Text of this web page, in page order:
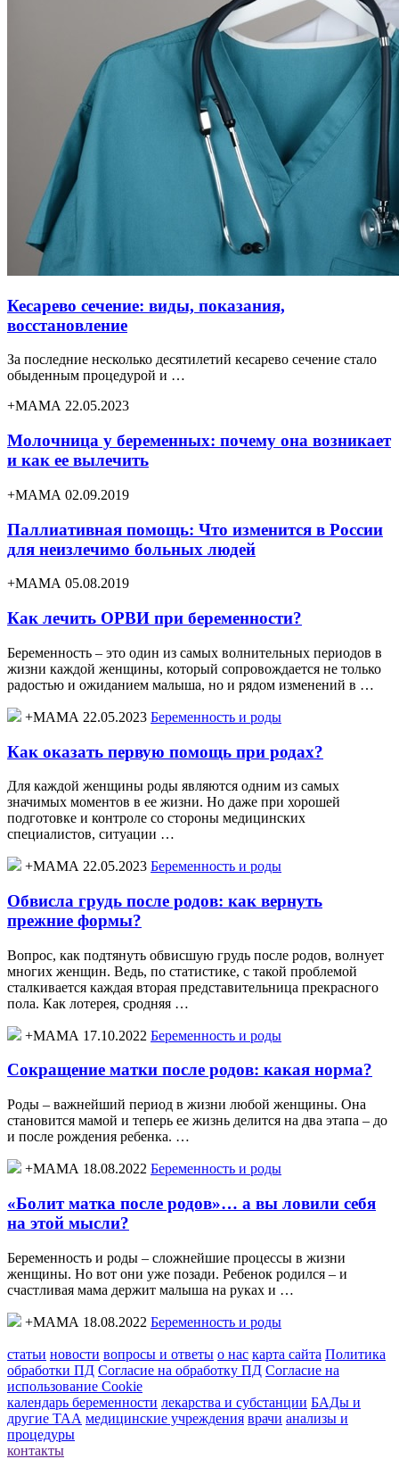
Кесарево сечение: виды, показания,
восстановление
За последние несколько десятилетий кесарево сечение стало
обыденным процедурой и …
+МАМА 22.05.2023
Молочница у беременных: почему она возникает
и как ее вылечить
+МАМА 02.09.2019
Паллиативная помощь: Что изменится в России
для неизлечимо больных людей
+МАМА 05.08.2019
Как лечить ОРВИ при беременности?
Беременность – это один из самых волнительных периодов в
жизни каждой женщины, который сопровождается не только
радостью и ожиданием малыша, но и рядом изменений в …
+МАМА 22.05.2023 Беременность и роды
Как оказать первую помощь при родах?
Для каждой женщины роды являются одним из самых
значимых моментов в ее жизни. Но даже при хорошей
подготовке и контроле со стороны медицинских
специалистов, ситуации …
+МАМА 22.05.2023 Беременность и роды
Обвисла грудь после родов: как вернуть
прежние формы?
Вопрос, как подтянуть обвисшую грудь после родов, волнует
многих женщин. Ведь, по статистике, с такой проблемой
сталкивается каждая вторая представительница прекрасного
пола. Как лотерея, сродняя …
+МАМА 17.10.2022 Беременность и роды
Сокращение матки после родов: какая норма?
Роды – важнейший период в жизни любой женщины. Она
становится мамой и теперь ее жизнь делится на два этапа – до
и после рождения ребенка. …
+МАМА 18.08.2022 Беременность и роды
«Болит матка после родов»… а вы ловили себя
на этой мысли?
Беременность и роды – сложнейшие процессы в жизни
женщины. Но вот они уже позади. Ребенок родился – и
счастливая мама держит малыша на руках и …
+МАМА 18.08.2022 Беременность и роды
статьи новости вопросы и ответы о нас карта сайта Политика
обработки ПД Согласие на обработку ПД Согласие на
использование Cookie
календарь беременности лекарства и субстанции БАДы и
другие ТАА медицинские учреждения врачи анализы и
процедуры
контакты